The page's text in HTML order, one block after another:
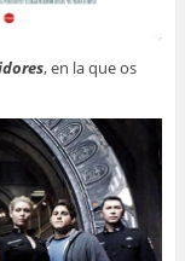
, en la que os